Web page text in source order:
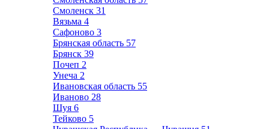
Смоленск 31
Вязьма 4
Сафоново 3
Брянская область 57
Брянск 39
Почеп 2
Унеча 2
Ивановская область 55
Иваново 28
Шуя 6
Тейково 5